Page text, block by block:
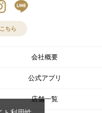
ちら
会社概要
公式アプリ
店舗一覧